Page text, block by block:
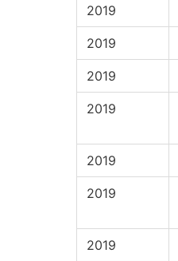
2019
2019
2019
2019
2019
2019
2019